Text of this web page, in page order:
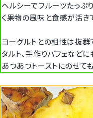
ヘルシーでフルーツたっぷ
く果物の風味と食感が活き
ヨーグルトとの相性は抜群
タルト、手作りパフェなどに
あつあつトーストにのせて